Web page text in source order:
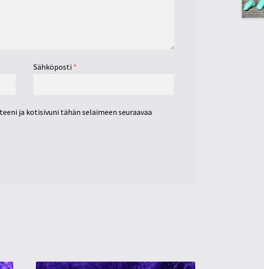
Sähköposti *
ja kotisivuni tähän selaimeen seuraavaa